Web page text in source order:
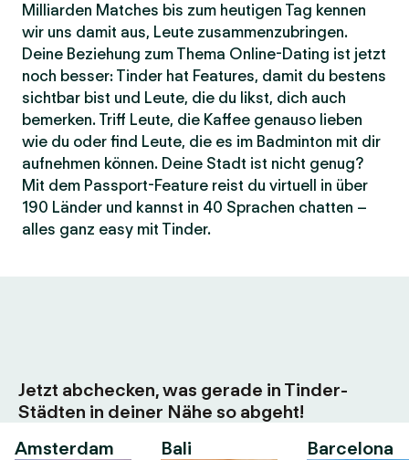
Milliarden Matches bis zum heutigen Tag kennen
wir uns damit aus, Leute zusammenzubringen.
Deine Beziehung zum Thema Online-Dating ist jetzt
noch besser: Tinder hat Features, damit du bestens
sichtbar bist und Leute, die du likst, dich auch
bemerken. Triff Leute, die Kaffee genauso lieben
wie du oder find Leute, die es im Badminton mit dir
aufnehmen können. Deine Stadt ist nicht genug?
Mit dem Passport-Feature reist du virtuell in über
190 Länder und kannst in 40 Sprachen chatten –
alles ganz easy mit Tinder.
Jetzt abchecken, was gerade in Tinder-
Städten in deiner Nähe so abgeht!
Amsterdam
Bali Barcelona